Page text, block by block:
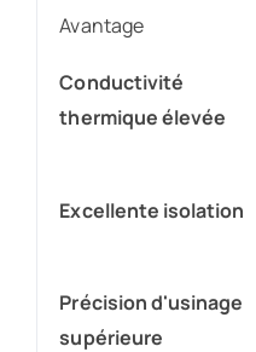
Avantage
Conductivité
thermique élevée
Excellente isolation
Précision d'usinage
supérieure